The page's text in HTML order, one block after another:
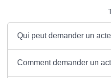
Qui peut demander un
Comment demander un